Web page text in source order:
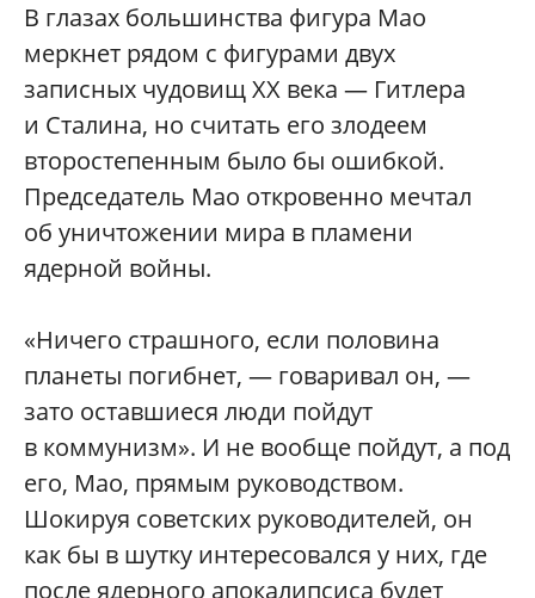
В глазах большинства фигура Мао
меркнет рядом с фигурами двух
записных чудовищ XX века — Гитлера
и Сталина, но считать его злодеем
второстепенным было бы ошибкой.
Председатель Мао откровенно мечтал
об уничтожении мира в пламени
ядерной войны.
«Ничего страшного, если половина
планеты погибнет, — говаривал он, —
зато оставшиеся люди пойдут
в коммунизм». И не вообще пойдут, а под
его, Мао, прямым руководством.
Шокируя советских руководителей, он
как бы в шутку интересовался у них, где
после ядерного апокалипсиса будет